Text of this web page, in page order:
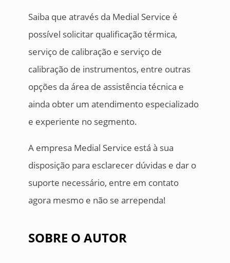
Saiba que através da Medial Service é
possível solicitar qualificação térmica,
serviço de calibração e serviço de
calibração de instrumentos, entre outras
opções da área de assistência técnica e
ainda obter um atendimento especializado
e experiente no segmento.
A empresa Medial Service está à sua
disposição para esclarecer dúvidas e dar o
suporte necessário, entre em contato
agora mesmo e não se arrependa!
SOBRE O AUTOR